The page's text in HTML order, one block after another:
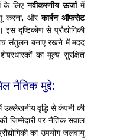
के लिएनवीकरणीय ऊर्जामें
करना, औरकार्बन ऑफसेट
इस दृष्टिकोण से प्रौद्योगिकी
संतुलन बनाए रखने में मदद
का मूल्य सुरक्षित
नैतिक मुद्दे:
उल्लेखनीय वृद्धि से कंपनी की
जिम्मेदारी पर नैतिक सवाल
का उपयोग जलवायु